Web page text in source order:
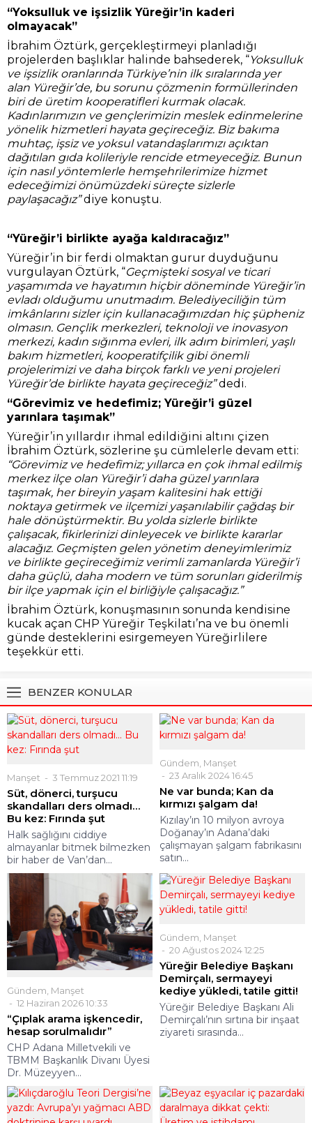
“Yoksulluk ve işsizlik Yüreğir’in kaderi
olmayacak”
İbrahim Öztürk, gerçekleştirmeyi planladığı
projelerden başlıklar halinde bahsederek, “Yoksulluk
ve işsizlik oranlarında Türkiye’nin ilk sıralarında yer
alan Yüreğir’de, bu sorunu çözmenin formüllerinden
biri de üretim kooperatifleri kurmak olacak.
Kadınlarımızın ve gençlerimizin meslek edinmelerine
yönelik hizmetleri hayata geçireceğiz. Biz bakıma
muhtaç, işsiz ve yoksul vatandaşlarımızı açıktan
dağıtılan gıda kolileriyle rencide etmeyeceğiz. Bunun
için nasıl yöntemlerle hemşehrilerimize hizmet
edeceğimizi önümüzdeki süreçte sizlerle
paylaşacağız”diye konuştu.
“Yüreğir’i birlikte ayağa kaldıracağız”
Yüreğir’in bir ferdi olmaktan gurur duyduğunu
vurgulayan Öztürk, “Geçmişteki sosyal ve ticari
yaşamımda ve hayatımın hiçbir döneminde Yüreğir’in
evladı olduğumu unutmadım. Belediyeciliğin tüm
imkânlarını sizler için kullanacağımızdan hiç şüpheniz
olmasın. Gençlik merkezleri, teknoloji ve inovasyon
merkezi, kadın sığınma evleri, ilk adım birimleri, yaşlı
bakım hizmetleri, kooperatifçilik gibi önemli
projelerimizi ve daha birçok farklı ve yeni projeleri
Yüreğir’de birlikte hayata geçireceğiz”dedi.
“Görevimiz ve hedefimiz; Yüreğir’i güzel
yarınlara taşımak”
Yüreğir’in yıllardır ihmal edildiğini altını çizen
İbrahim Öztürk, sözlerine şu cümlelerle devam etti:
“Görevimiz ve hedefimiz; yıllarca en çok ihmal edilmiş
merkez ilçe olan Yüreğir’i daha güzel yarınlara
taşımak, her bireyin yaşam kalitesini hak ettiği
noktaya getirmek ve ilçemizi yaşanılabilir çağdaş bir
hale dönüştürmektir. Bu yolda sizlerle birlikte
çalışacak, fikirlerinizi dinleyecek ve birlikte kararlar
alacağız. Geçmişten gelen yönetim deneyimlerimiz
ve birlikte geçireceğimiz verimli zamanlarda Yüreğir’i
daha güçlü, daha modern ve tüm sorunları giderilmiş
bir ilçe yapmak için el birliğiyle çalışacağız.”
İbrahim Öztürk, konuşmasının sonunda kendisine
kucak açan CHP Yüreğir Teşkilatı’na ve bu önemli
günde desteklerini esirgemeyen Yüreğirlilere
teşekkür etti.
BENZER KONULAR
Manşet 3 Temmuz 2021 11:19
Süt, dönerci, turşucu
skandalları ders olmadı…
Bu kez: Fırında şut
Halk sağlığını ciddiye
almayanlar bitmek bilmezken
bir haber de Van’dan...
Gündem Manşet
23 Aralık 2024 16:45
Ne var bunda; Kan da
kırmızı şalgam da!
Kızılay’ın 10 milyon avroya
Doğanay’ın Adana’daki
çalışmayan şalgam fabrikasını
satın...
Gündem, Manşet
12 Haziran 2026 10:33
“Çıplak arama işkencedir,
hesap sorulmalıdır”
CHP Adana Milletvekili ve
TBMM Başkanlık Divanı Üyesi
Dr. Müzeyyen...
Gündem Manşet
20 Ağustos 2024 12:25
Yüreğir Belediye Başkanı
Demirçalı, sermayeyi
kediye yükledi, tatile gitti!
Yüreğir Belediye Başkanı Ali
Demirçalı’nın sırtına bir inşaat
ziyareti sırasında...